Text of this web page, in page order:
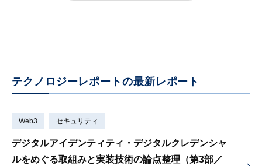
テクノロジーレポートの最新レポート
Web3 セキュリティ
デジタルアイデンティティ・デジタルクレデンシャ
ルをめぐる取組みと実装技術の論点整理（第3部／